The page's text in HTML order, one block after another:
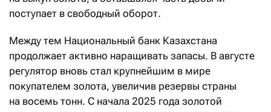
поступает в свободный оборот.
Между тем Национальный банк Казахстана
продолжает активно наращивать запасы. В августе
регулятор вновь стал крупнейшим в мире
покупателем золота, увеличив резервы страны
на восемь тонн. С начала 2025 года золотой